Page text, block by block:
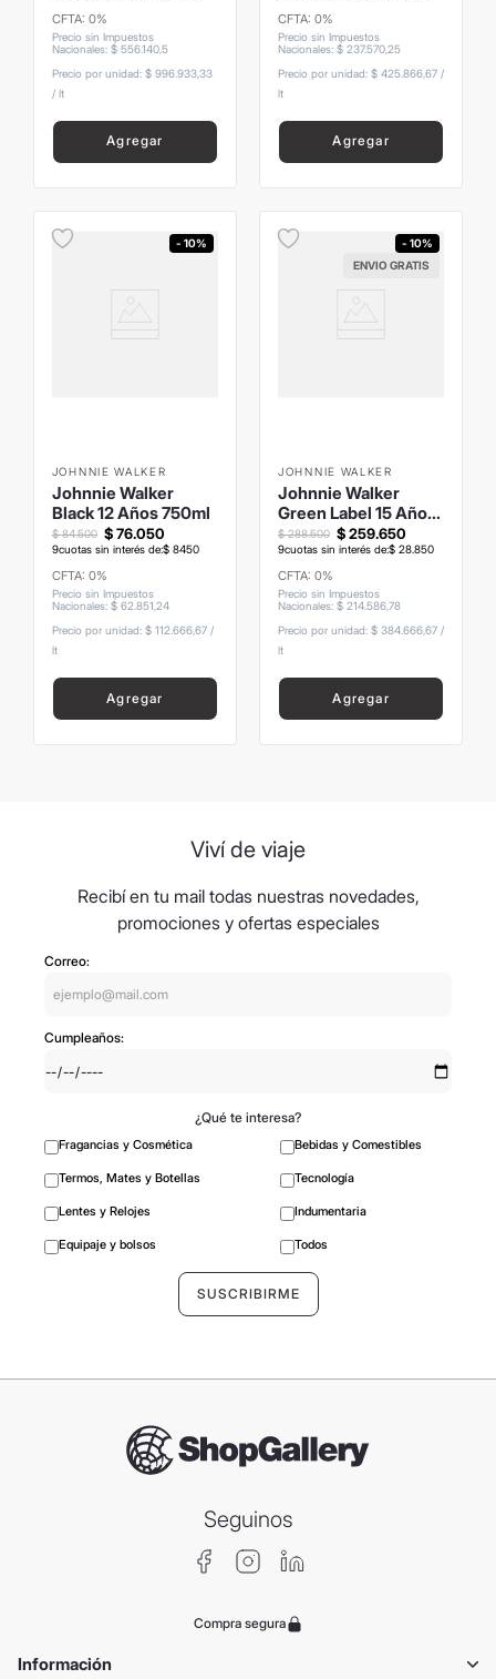
CFTA: 0%
Precio sin Impuestos
Nacionales: $ 556.140,5
Precio por unidad: $ 996.933,33
/ lt
Agregar
CFTA: 0%
Precio sin Impuestos
Nacionales: $ 237.57025
Precio por unidad: $ 425.866,67 /
lt
Agregar
- 10%
JOHNNIE WALKER
Johnnie Walker
Black 12 Años 750ml
$ 76.050
$ 84.500
9cuotas sin interés de:$ 8450
CFTA: 0%
Precio sin Impuestos
Nacionales: $ 62 851 24
Precio por unidad: $ 112.666,67/
lt
Agregar
- 10%
ENVIO GRATIS
JOHNNIE WALKER
Johnnie Walker
Green Label 15 Años
750ml $259.650
$ 288.500
9cuotas sin interés de:$ 28850
CFTA: 0%
Precio sin Impuestos
Nacionales: $ 21458678
Precio por unidad: $ 384.666,67 /
lt
Agregar
Viví de viaje
Recibí en tu mail todas nuestras novedades,
promociones y ofertas especiales
Correo:
Cumpleaños:
¿Qué te interesa?
Fragancias y Cosmética Bebidas y Comestibles
Termos, Mates y Botellas Tecnología
Lentes y Relojes Indumentaria
Equipaje y bolsos Todos
Seguinos
Compra segura
Información